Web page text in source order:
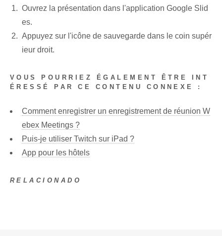
Ouvrez la présentation dans l'application Google Slid
es.
Appuyez sur l'icône de sauvegarde dans le coin supér
ieur droit.
VOUS POURRIEZ ÉGALEMENT ÊTRE INT
ÉRESSÉ PAR CE CONTENU CONNEXE :
Comment enregistrer un enregistrement de réunion W
ebex Meetings ?
Puis-je utiliser Twitch sur iPad ?
App pour les hôtels
RELACIONADO